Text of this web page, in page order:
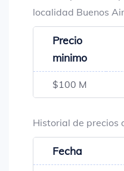
localidad Buenos
Precio
minimo
$100 M
Historial de precios
Fecha